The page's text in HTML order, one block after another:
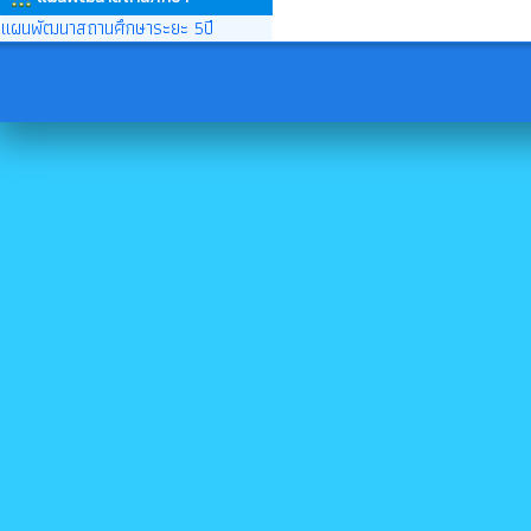
แผนพัฒนาสถานศึกษาระยะ 5ปี